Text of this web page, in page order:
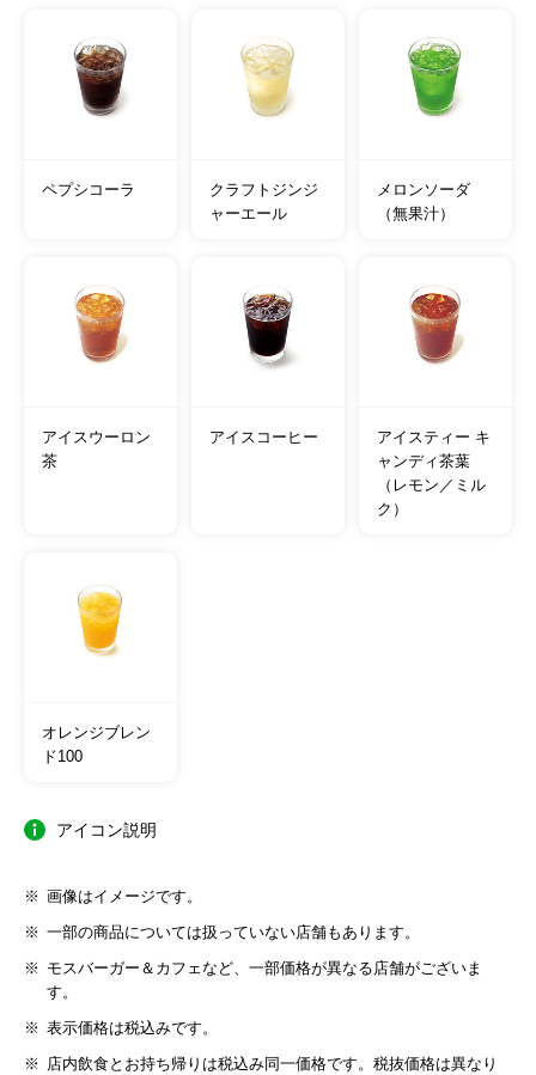
ペプシコーラ
クラフトジンジ
ャーエール
メロンソーダ
（無果汁）
アイスウーロン
茶
アイスコーヒー
アイスティー キ
ャンディ茶葉
（レモン／ミル
ク）
オレンジブレン
ド100
アイコン説明
画像はイメージです。
一部の商品については扱っていない店舗もあります。
モスバーガー＆カフェなど、一部価格が異なる店舗がございま
す。
表示価格は税込みです。
店内飲食とお持ち帰りは税込み同一価格です。税抜価格は異なり